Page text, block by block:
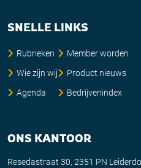
SNELLE LINKS
Rubrieken
Wie zijn wij
Agenda
Member worden
Product nieuws
Bedrijvenindex
ONS KANTOOR
Resedastraat 30, 2351 PN